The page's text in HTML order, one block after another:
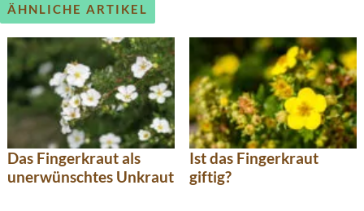
ÄHNLICHE ARTIKEL
Das Fingerkraut als
unerwünschtes Unkraut
Ist das Fingerkraut
giftig?